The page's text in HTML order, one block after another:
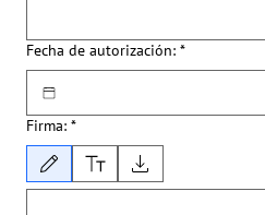
Fecha de autorización: *
Firma: *
Modo de dibujo seleccionado. Para dibujar,